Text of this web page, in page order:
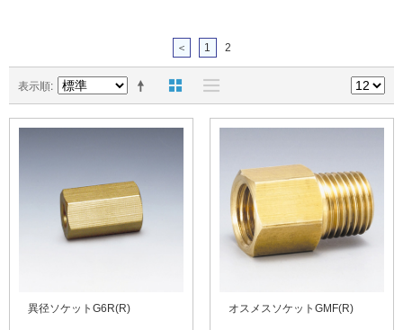
＜ 1 2
表示順
異径ソケットG6R(R) オスメスソケットGMF(R)